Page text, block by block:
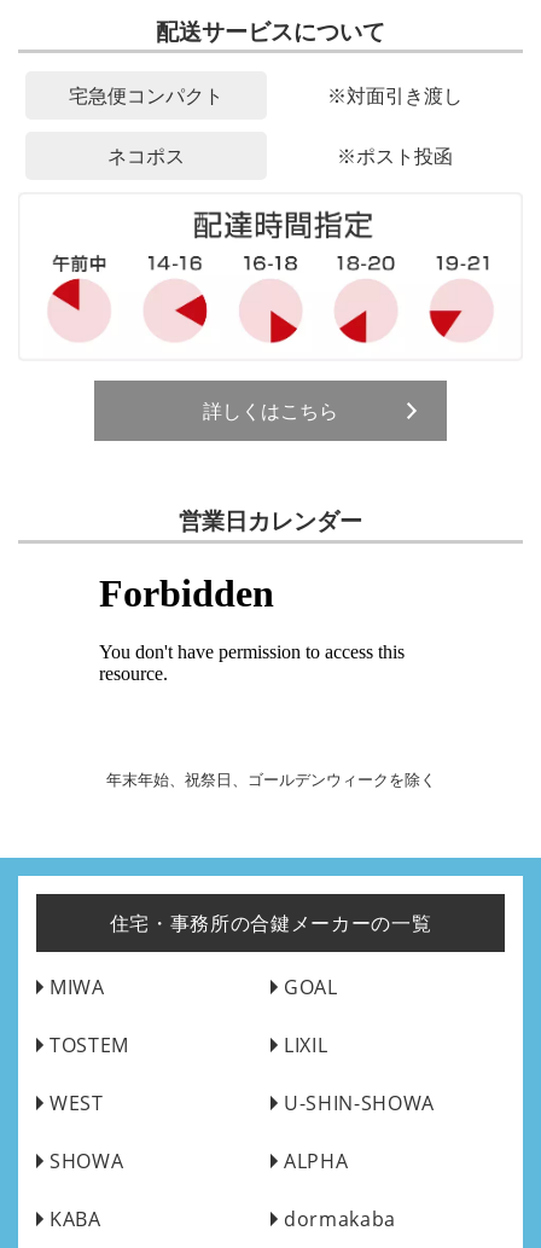
配送サービスについて
宅急便コンパクト ※対面引き渡し
ネコポス ※ポスト投函
詳しくはこちら
営業日カレンダー
年末年始、祝祭日、ゴールデンウィークを除く
住宅・事務所の合鍵メーカーの一覧
MIWA GOAL
TOSTEM LIXIL
WEST U-SHIN-SHOWA
SHOWA ALPHA
KABA dormakaba